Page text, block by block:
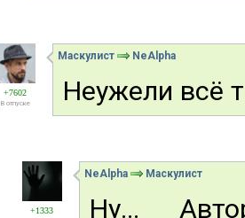
+7602
В отпуске
Маскулист NeAlpha
Неужели всё
+1333
NeAlpha Маскулист
Ну...